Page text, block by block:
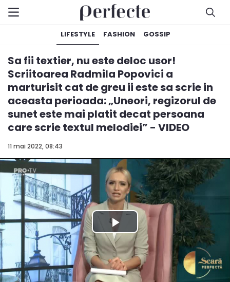
LIFESTYLE FASHION GOSSIP
11 mai 2022, 08:43
Sa fii textier, nu este deloc usor!
Scriitoarea Radmila Popovici a
marturisit cat de greu ii este sa scrie in
aceasta perioada: „Uneori, regizorul de
sunet este mai platit decat persoana
care scrie textul melodiei” - VIDEO